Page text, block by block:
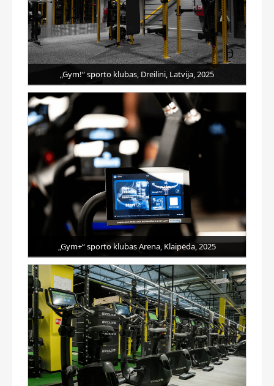
„Gym!“ sporto klubas, Dreilini, Latvija, 2025
„Gym+“ sporto klubas Arena, Klaipėda, 2025